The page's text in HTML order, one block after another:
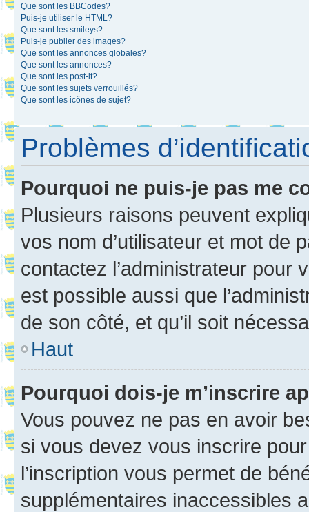
Que sont les BBCodes?
Puis-je utiliser le HTML?
Que sont les smileys?
Puis-je publier des images?
Que sont les annonces globales?
Que sont les annonces?
Que sont les post-it?
Que sont les sujets verrouillés?
Que sont les icônes de sujet?
Problèmes
Pourquoi ne puis-je pas me
Plusieurs raisons peuvent
vos nom d’utilisateur et mot de
contactez l’administrateur pour
est possible aussi que
de son côté, et qu’il soit
Haut
Pourquoi dois-je m’inscrire
Vous pouvez ne pas en avoir
si vous devez vous inscrire
l’inscription vous permet de
supplémentaires inaccessibles